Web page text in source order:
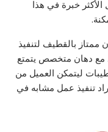
خبرة في هذا
ممتاز بالقطيف لتنفيذ
مع دهان متخصص يتمتع
ليتمكن العميل من
تنفيذ عمل مشابه في